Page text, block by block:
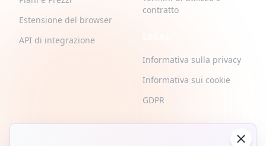
Estensione del browser
API di integrazione
contratto
Informativa sulla privacy
Informativa sui cookie
GDPR